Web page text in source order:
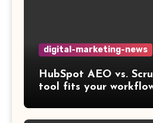
digital-marketing-news
HubSpot AEO vs.
tool fits your